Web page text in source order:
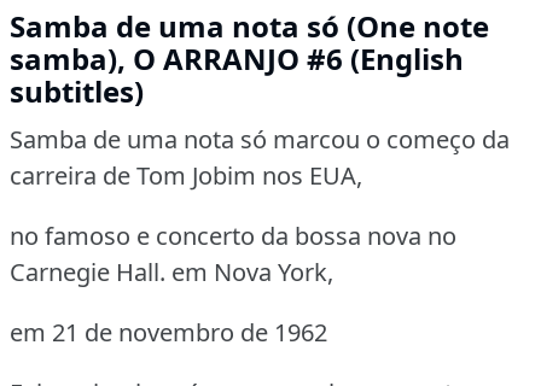
Samba de uma nota só (One note
samba), O ARRANJO #6 (English
subtitles)
Samba de uma nota só marcou o começo da
carreira de Tom Jobim nos EUA,
no famoso e concerto da bossa nova no
Carnegie Hall. em Nova York,
em 21 de novembro de 1962